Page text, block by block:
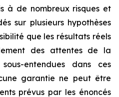
à de nombreux risques et
sur plusieurs hypothèses
que les résultats réels
des attentes de la
entendues dans ces
garantie ne peut être
prévus par les énoncés